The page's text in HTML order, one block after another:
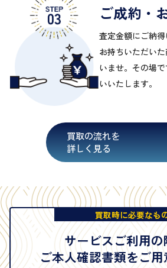
ご成約・
査定金額にご納得
お持ちいただい
いませ。その場
いいたします。
買取の流れを
詳しく見る
買取時に必要なも
サービスご利用
ご本人確認書類をご